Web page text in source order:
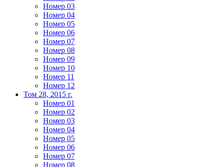
Номер 03
Номер 04
Номер 05
Номер 06
Номер 07
Номер 08
Номер 09
Номер 10
Номер 11
Номер 12
Том 28, 2015 г.
Номер 01
Номер 02
Номер 03
Номер 04
Номер 05
Номер 06
Номер 07
Номер 08